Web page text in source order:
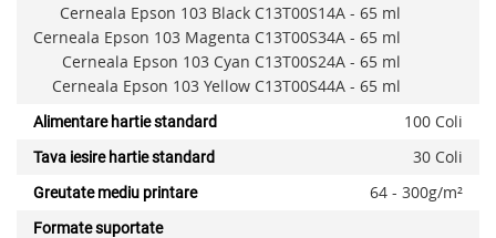
Cerneala Epson 103 Black C13T00S14A - 65 ml
Cerneala Epson 103 Magenta C13T00S34A - 65 ml
Cerneala Epson 103 Cyan C13T00S24A - 65 ml
Cerneala Epson 103 Yellow C13T00S44A - 65 ml
Alimentare hartie standard 100 Coli
Tava iesire hartie standard 30 Coli
Greutate mediu printare 64 - 300g/m²
Formate suportate